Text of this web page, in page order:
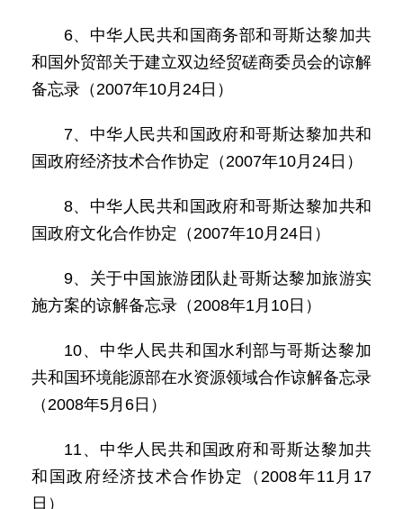
6、中华人民共和国商务部和哥斯达黎加共
和国外贸部关于建立双边经贸磋商委员会的谅解
备忘录（2007年10月24日）
7、中华人民共和国政府和哥斯达黎加共和
国政府经济技术合作协定（2007年10月24日）
8、中华人民共和国政府和哥斯达黎加共和
国政府文化合作协定（2007年10月24日）
9、关于中国旅游团队赴哥斯达黎加旅游实
施方案的谅解备忘录（2008年1月10日）
10、中华人民共和国水利部与哥斯达黎加
共和国环境能源部在水资源领域合作谅解备忘录
（2008年5月6日）
11、中华人民共和国政府和哥斯达黎加共
和国政府经济技术合作协定（2008年11月17
日）